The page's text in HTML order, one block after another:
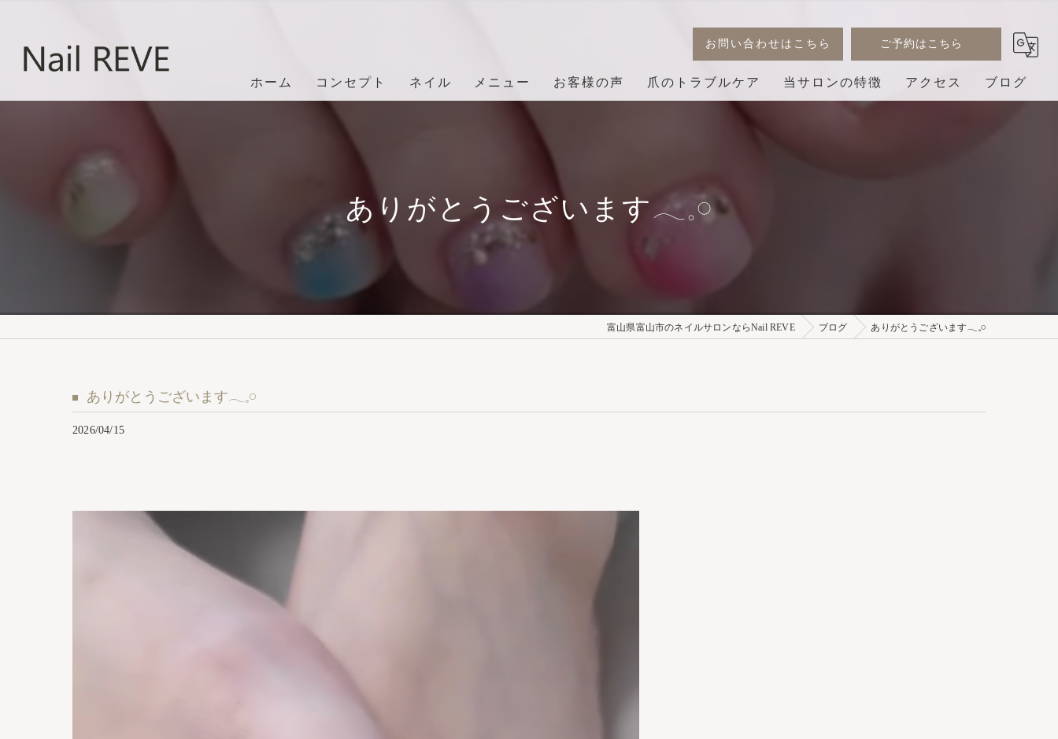
お問い合わせはこちら ご予約はこちら
ホーム コンセプト ネイル メニュー お客様の声 爪のトラブルケア 当サロンの特徴 アクセス ブログ
ありがとうございます𓂃𓈒𓏸︎︎︎︎
富山県富山市のネイルサロンならNail REVE ブログ ありがとうございます𓂃𓈒𓏸︎︎︎︎
ありがとうございます𓂃𓈒𓏸︎︎︎︎
2026/04/15